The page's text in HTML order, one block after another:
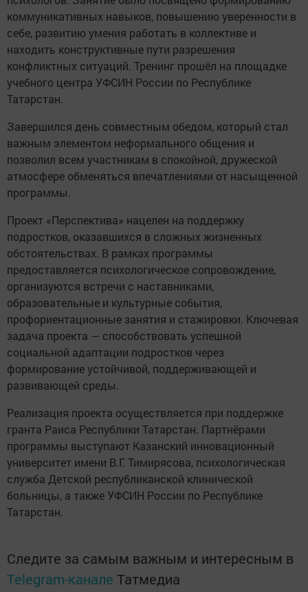
коммуникативных навыков, повышению уверенности в
себе, развитию умения работать в коллективе и
находить конструктивные пути разрешения
конфликтных ситуаций. Тренинг прошёл на площадке
учебного центра УФСИН России по Республике
Татарстан.
Завершился день совместным обедом, который стал
важным элементом неформального общения и
позволил всем участникам в спокойной, дружеской
атмосфере обменяться впечатлениями от насыщенной
программы.
Проект «Перспектива» нацелен на поддержку
подростков, оказавшихся в сложных жизненных
обстоятельствах. В рамках программы
предоставляется психологическое сопровождение,
организуются встречи с наставниками,
образовательные и культурные события,
профориентационные занятия и стажировки. Ключевая
задача проекта — способствовать успешной
социальной адаптации подростков через
формирование устойчивой, поддерживающей и
развивающей среды.
Реализация проекта осуществляется при поддержке
гранта Раиса Республики Татарстан. Партнёрами
программы выступают Казанский инновационный
университет имени В.Г. Тимирясова, психологическая
служба Детской республиканской клинической
больницы, а также УФСИН России по Республике
Татарстан.
Следите за самым важным и интересным в
Telegram-канале Татмедиа